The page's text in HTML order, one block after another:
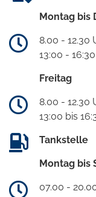
Montag bis
8.00 - 12.30
13:00 -
Freitag
8.00 - 12.30
13:00 bis
Tankstelle
Montag bis
07.00 -